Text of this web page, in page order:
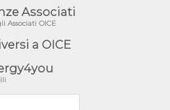
Associati
Associati OICE
a OICE